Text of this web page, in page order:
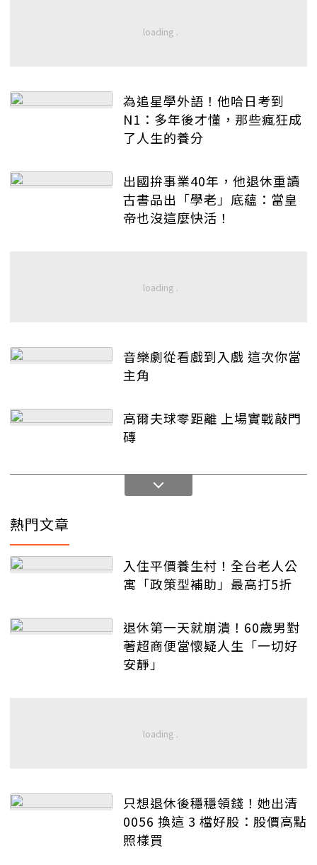
為追星學外語！他哈日考到
N1：多年後才懂，那些瘋狂成
了人生的養分
出國拚事業40年，他退休重讀
古書品出「學老」底蘊：當皇
帝也沒這麼快活！
音樂劇從看戲到入戲 這次你當
主角
高爾夫球零距離 上場實戰敲門
磚
熱門文章
入住平價養生村！全台老人公
寓「政策型補助」最高打5折
退休第一天就崩潰！60歲男對
著超商便當懷疑人生「一切好
安靜」
只想退休後穩穩領錢！她出清
0056 換這 3 檔好股：股價高點
照樣買